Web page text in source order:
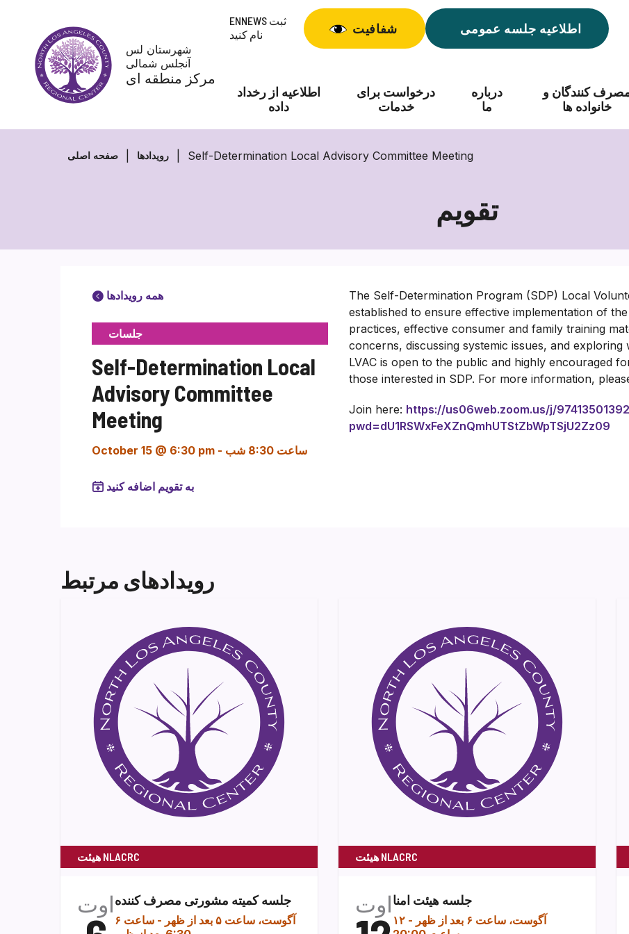
شهرستان لس
آنجلس شمالی
مرکز منطقه ای
ENNEWS ثبت
نام کنید
شفافیت اطلاعیه جلسه عمومی
اطلاعیه از رخداد
داده
درخواست برای
خدمات
درباره
ما
کنندگان و
خانواده ها
صفحه اصلی رویدادها Self-Determination Local Advisory Committee Meeting
تقویم
همه رویدادها
جلسات
Self-Determination Local
Advisory Committee
Meeting
October 15 @ 6:30 pm - ساعت 8:30 شب
به تقویم اضافه کنید
The Self-Determination Program (SDP) Local
established to ensure effective implementation of
practices, effective consumer and family training
concerns, discussing systemic issues, and
LVAC is open to the public and highly encouraged
those interested in SDP. For more information,
Join here: https://us06web.zoom.us/j/
pwd=dU1RSWxFeXZnQmhUTStZbWpTSjU2Zz09
رویدادهای مرتبط
هیئت NLACRC
اوتجلسه کمیته مشورتی مصرف کننده
۶ آگوست، ساعت ۵ بعد از ظهر - ساعت
هیئت NLACRC
اوتجلسه هیئت امنا
۱۲ آگوست، ساعت ۶ بعد از ظهر
-